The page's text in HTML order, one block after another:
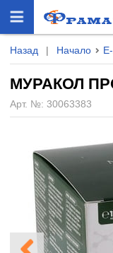
Назад | Начало
МУРАКОЛ
Арт. №: 30063383